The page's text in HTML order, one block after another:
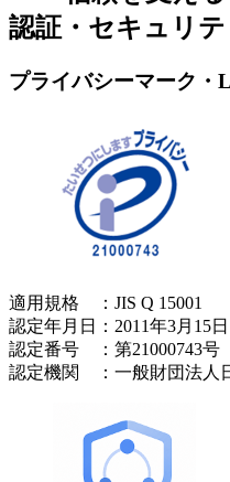
認証・セキュリテ
プライバシーマーク・
適用規格 ：JIS Q 15001
認定年月日：2011年3月15日
認定番号 ：第21000743号
認定機関 ：一般財団法人